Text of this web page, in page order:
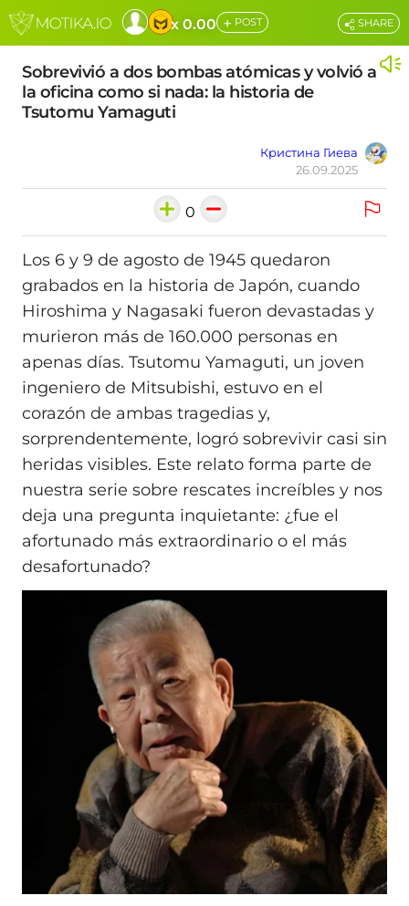
x 0.00 + POST
Sobrevivió a dos bombas atómicas y volvió a
la oficina como si nada: la historia de
Tsutomu Yamaguti
Кристина Гиева
26.09.2025
SHARE
0
Los 6 y 9 de agosto de 1945 quedaron
grabados en la historia de Japón, cuando
Hiroshima y Nagasaki fueron devastadas y
murieron más de 160.000 personas en
apenas días. Tsutomu Yamaguti, un joven
ingeniero de Mitsubishi, estuvo en el
corazón de ambas tragedias y,
sorprendentemente, logró sobrevivir casi sin
heridas visibles. Este relato forma parte de
nuestra serie sobre rescates increíbles y nos
deja una pregunta inquietante: ¿fue el
afortunado más extraordinario o el más
desafortunado?